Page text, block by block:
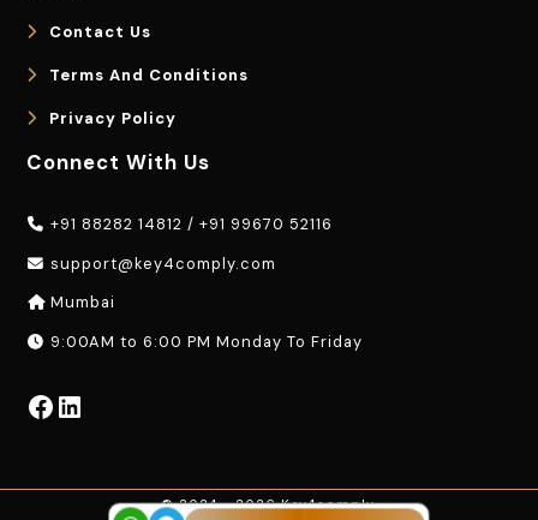
Contact Us
Terms And Conditions
Privacy Policy
Connect With Us
+91 88282 14812 /+91 99670 52116
support@key4comply.com
Mumbai
9:00AM to 6:00 PM Monday To Friday
Facebook LinkedIn
© 2024 - 2026 Key4comply.